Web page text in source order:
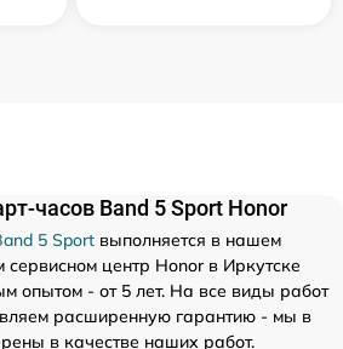
часов Band 5 Sport Honor
5 Sport выполняется в нашем
центр Honor в Иркутске
опытом - от 5 лет. На все виды работ
расширенную гарантию - мы в
в качестве наших работ.